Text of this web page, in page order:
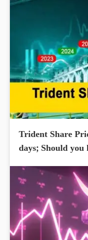
Trident Share
days; Should you